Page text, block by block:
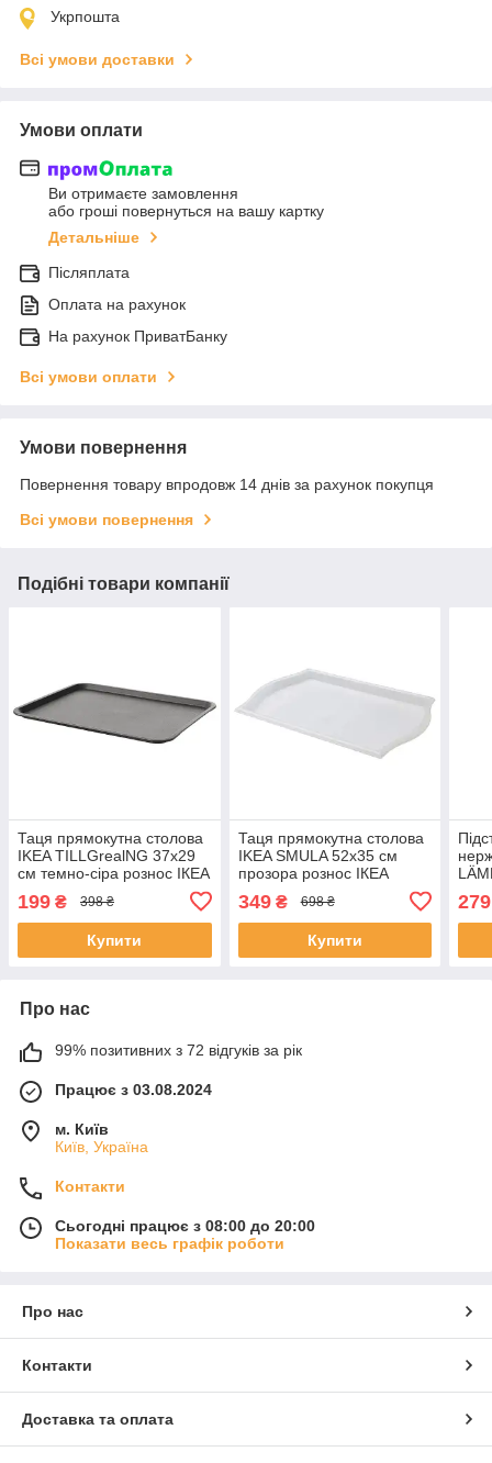
Укрпошта
Всі умови доставки
Умови оплати
Ви отримаєте замовлення
або гроші повернуться на вашу картку
Детальніше
Післяплата
Оплата на рахунок
На рахунок ПриватБанку
Всі умови оплати
Умови повернення
Повернення товару впродовж 14 днів за рахунок покупця
Всі умови повернення
Подібні товари компанії
Таця прямокутна столова
IKEA TILLGrealNG 37x29
см темно-сіра рознос ІКЕА
199 ₴ 398 ₴
Купити
Таця прямокутна столова
IKEA SMULA 52x35 см
прозора рознос ІКЕА
349₴ 698 ₴
Купити
279
Про нас
99% позитивних з 72 відгуків за рік
Працює з 03.08.2024
м. Київ
Київ, Україна
Контакти
Сьогодні працює з 08:00 до 20:00
Показати весь графік роботи
Про нас
Контакти
Доставка та оплата